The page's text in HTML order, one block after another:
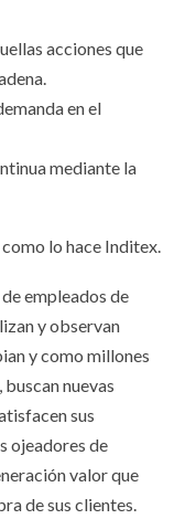
acciones que
en el
mediante la
lo hace Inditex.
empleados de
y observan
y como millones
nuevas
sus
ojeadores de
valor que
de sus clientes.